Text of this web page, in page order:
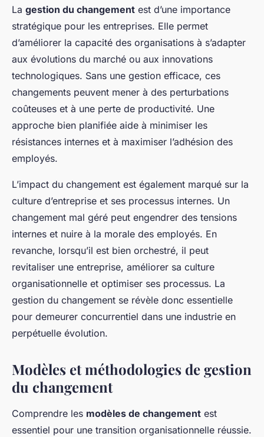
La gestion du changement est d’une importance
stratégique pour les entreprises. Elle permet
d’améliorer la capacité des organisations à s’adapter
aux évolutions du marché ou aux innovations
technologiques. Sans une gestion efficace, ces
changements peuvent mener à des perturbations
coûteuses et à une perte de productivité. Une
approche bien planifiée aide à minimiser les
résistances internes et à maximiser l’adhésion des
employés.
L’impact du changement est également marqué sur la
culture d’entreprise et ses processus internes. Un
changement mal géré peut engendrer des tensions
internes et nuire à la morale des employés. En
revanche, lorsqu’il est bien orchestré, il peut
revitaliser une entreprise, améliorer sa culture
organisationnelle et optimiser ses processus. La
gestion du changement se révèle donc essentielle
pour demeurer concurrentiel dans une industrie en
perpétuelle évolution.
Modèles et méthodologies de gestion
du changement
Comprendre les modèles de changement est
essentiel pour une transition organisationnelle réussie.